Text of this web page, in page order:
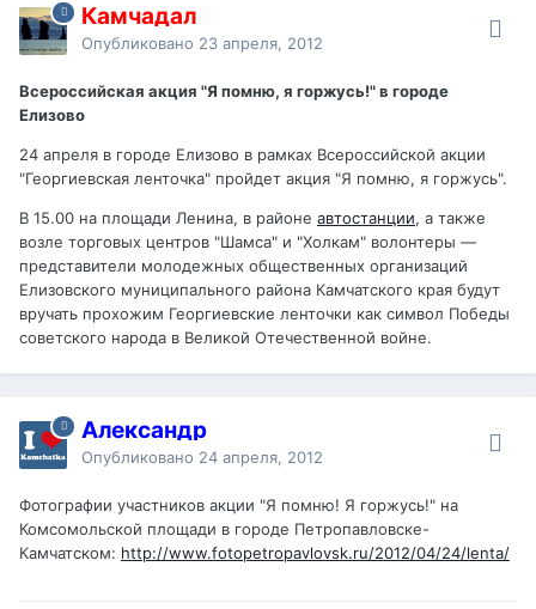
Камчадал
Опубликовано 23 апреля, 2012
Всероссийская акция "Я помню, я горжусь!" в городе
Елизово
24 апреля в городе Елизово в рамках Всероссийской акции
"Георгиевская ленточка" пройдет акция "Я помню, я горжусь".
В 15.00 на площади Ленина, в районе автостанции, а также
возле торговых центров "Шамса" и "Холкам" волонтеры —
представители молодежных общественных организаций
Елизовского муниципального района Камчатского края будут
вручать прохожим Георгиевские ленточки как символ Победы
советского народа в Великой Отечественной войне.
Александр
Опубликовано 24 апреля, 2012
Фотографии участников акции "Я помню! Я горжусь!" на
Комсомольской площади в городе Петропавловске-
Камчатском: http://www.fotopetropavlovsk.ru/2012/04/24/lenta/